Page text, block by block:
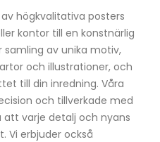
högkvalitativa posters
kontor till en konstnärlig
samling av unika motiv,
och illustrationer, och
till din inredning. Våra
och tillverkade med
varje detalj och nyans
Vi erbjuder också